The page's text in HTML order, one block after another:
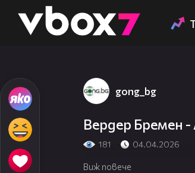
👾
gong_bg
Вердер Бремен
181 04.04.2026
Виж повече